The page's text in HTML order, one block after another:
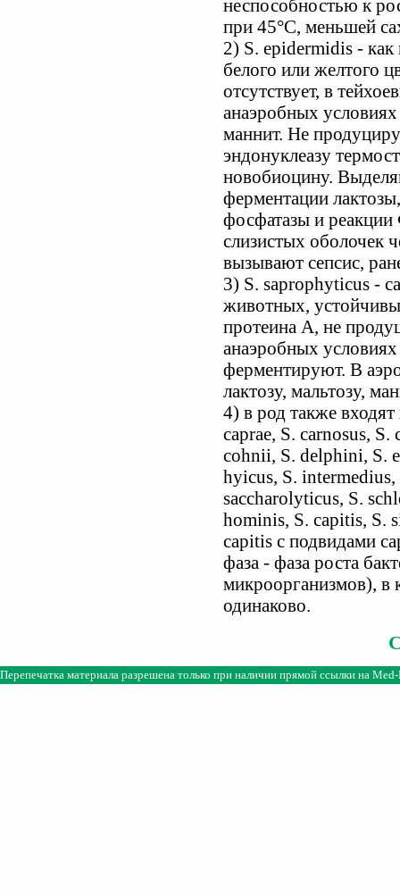
неспособностью к
при 45°С, меньшей
2) S. epidermidis -
белого или желтого
отсутствует, в
анаэробных
маннит. Не
эндонуклеазу
новобиоцину.
ферментации
фосфатазы и
слизистых оболочек
вызывают сепсис,
3) S. saprophyticus -
животных,
протеина А, не
анаэробных
ферментируют. В
лактозу, мальтозу,
4) в род также
caprae, S. carnosus,
cohnii, S. delphini, S.
hyicus, S.
saccharolyticus, S.
hominis, S. capitis, S.
capitis с подвидами
фаза - фаза роста
микроорганизмов), в
одинаково.
Перепечатка материала разрешена только при наличии прямой ссылки на